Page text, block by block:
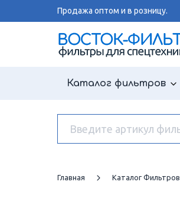
Продажа оптом и в розницу.
Каталог фильтров
Главная Каталог Фильтров